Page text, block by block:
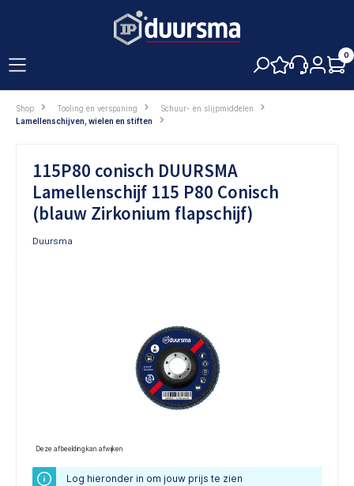
0
Shop Tooling en verspaning
Schuur- en slijpmiddelen
Lamellenschijven, wielen en stiften
115P80 conisch DUURSMA
Lamellenschijf 115 P80 Conisch
(blauw Zirkonium flapschijf)
Duursma
Deze afbeelding kan afwijken
Log hieronder in om jouw prijs te zien